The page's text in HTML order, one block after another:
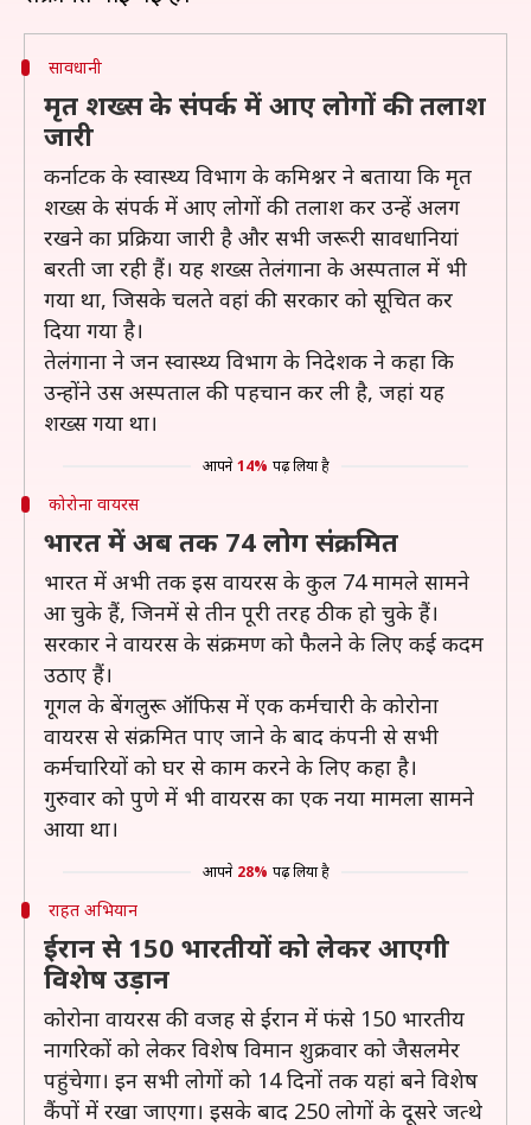
सावधानी
मृत शख्स के संपर्क में आए लोगों की तलाश
जारी
कर्नाटक के स्वास्थ्य विभाग के कमिश्नर ने बताया कि मृत
शख्स के संपर्क में आए लोगों की तलाश कर उन्हें अलग
रखने का प्रक्रिया जारी है और सभी जरूरी सावधानियां
बरती जा रही हैं। यह शख्स तेलंगाना के अस्पताल में भी
गया था, जिसके चलते वहां की सरकार को सूचित कर
दिया गया है।
तेलंगाना ने जन स्वास्थ्य विभाग के निदेशक ने कहा कि
उन्होंने उस अस्पताल की पहचान कर ली है, जहां यह
शख्स गया था।
आपने 14% पढ़ लिया है
कोरोना वायरस
भारत में अब तक 74 लोग संक्रमित
भारत में अभी तक इस वायरस के कुल 74 मामले सामने
आ चुके हैं, जिनमें से तीन पूरी तरह ठीक हो चुके हैं।
सरकार ने वायरस के संक्रमण को फैलने के लिए कई कदम
उठाए हैं।
गूगल के बेंगलुरू ऑफिस में एक कर्मचारी के कोरोना
वायरस से संक्रमित पाए जाने के बाद कंपनी से सभी
कर्मचारियों को घर से काम करने के लिए कहा है।
गुरुवार को पुणे में भी वायरस का एक नया मामला सामने
आया था।
आपने 28% पढ़ लिया है
राहत अभियान
ईरान से 150 भारतीयों को लेकर आएगी
विशेष उड़ान
कोरोना वायरस की वजह से ईरान में फंसे 150 भारतीय
नागरिकों को लेकर विशेष विमान शुक्रवार को जैसलमेर
पहुंचेगा। इन सभी लोगों को 14 दिनों तक यहां बने विशेष
कैंपों में रखा जाएगा। इसके बाद 250 लोगों के दूसरे जत्थे